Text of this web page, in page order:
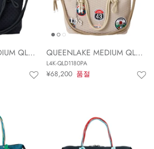
QUEENLAKE MEDIUM QLD-1000 QUEENLAKE MEDIUM QLD-1180PA
L4K-QLD1180PA
¥68,200 품절